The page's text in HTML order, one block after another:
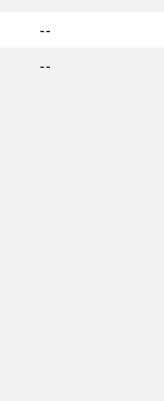
--
--